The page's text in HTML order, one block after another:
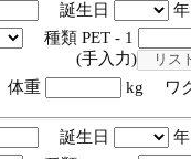
誕生日
種類 PET - 1
力)
重 kg ワ
誕生日